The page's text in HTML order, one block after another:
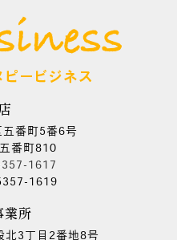
五番町5番6号
番町810
1617
1619
業所
北3丁目2番地8号